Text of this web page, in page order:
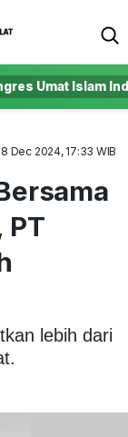
Umat Islam
Dec 2024, 17:33 WIB
PT
lebih dari